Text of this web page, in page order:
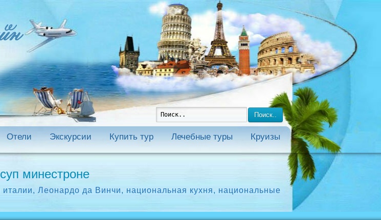
Поиск..
Отели Экскурсии Купить тур Лечебные туры Круизы
минестроне
италии,Леонардо да Винчи, национальная кухня, национальные